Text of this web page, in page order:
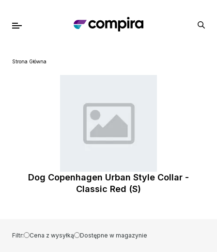
Strona Główna
Dog Copenhagen Urban Style Collar -
Classic Red (S)
Filtr: Cena z wysyłką Dostępne w magazynie